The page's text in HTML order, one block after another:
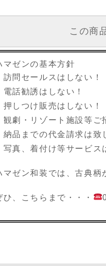
この商
マゼンの基本方針
訪問セールスはしない！
電話勧誘はしない！
押しつけ販売はしない！
観劇・リゾート施設等ご
納品までの代金請求は致
写真、着付け等サービス
マゼン和装では、古典柄
ひ、こちらまで・・・